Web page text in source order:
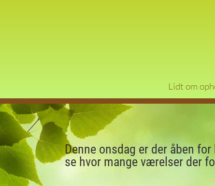
Lidt om
Denne onsdag er der åben
se hvor mange værelser der